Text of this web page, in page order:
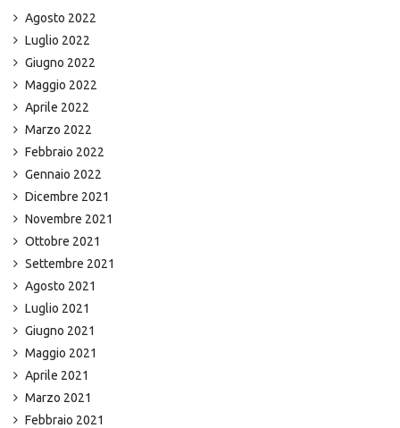
Agosto 2022
Luglio 2022
Giugno 2022
Maggio 2022
Aprile 2022
Marzo 2022
Febbraio 2022
Gennaio 2022
Dicembre 2021
Novembre 2021
Ottobre 2021
Settembre 2021
Agosto 2021
Luglio 2021
Giugno 2021
Maggio 2021
Aprile 2021
Marzo 2021
Febbraio 2021